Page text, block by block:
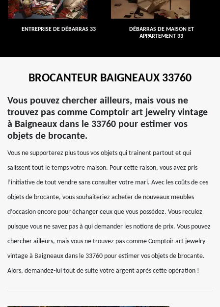
ENTREPRISE DE DÉBARRAS 33
DÉBARRAS DE MAISON ET
APPARTEMENT 33
BROCANTEUR BAIGNEAUX 33760
Vous pouvez chercher ailleurs, mais vous ne
trouvez pas comme Comptoir art jewelry vintage
à Baigneaux dans le 33760 pour estimer vos
objets de brocante.
Vous ne supporterez plus tous vos objets qui trainent partout et qui
salissent tout le temps votre maison. Pour cette raison, vous avez pris
l’initiative de tout vendre sans consulter votre mari. Avec les coûts de ces
objets de brocante, vous souhaiteriez acheter de nouveaux meubles
d’occasion encore pour échanger ceux que vous possédez. Vous reculez
puisque vous ne savez pas à qui demander les notions de prix. Vous pouvez
chercher ailleurs, mais vous ne trouvez pas comme Comptoir art jewelry
vintage à Baigneaux dans le 33760 pour estimer vos objets de brocante.
Alors, demandez-lui tout de suite votre argent après cette opération !